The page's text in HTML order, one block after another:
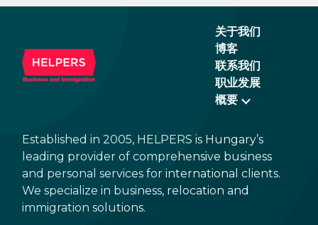
关于我们
博客
联系我们
职业发展
概要
Established in 2005, HELPERS is Hungary’s
leading provider of comprehensive business
and personal services for international clients.
We specialize in business, relocation and
immigration solutions.